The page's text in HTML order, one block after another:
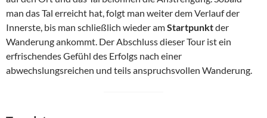
man das Tal erreicht hat, folgt man weiter dem Verlauf der
Innerste, bis man schließlich wieder amStartpunktder
Wanderung ankommt. Der Abschluss dieser Tour ist ein
erfrischendes Gefühl des Erfolgs nach einer
abwechslungsreichen und teils anspruchsvollen Wanderung.